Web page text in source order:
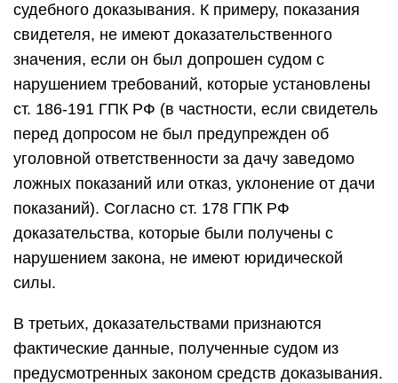
судебного доказывания. К примеру, показания
свидетеля, не имеют доказательственного
значения, если он был допрошен судом с
нарушением требований, которые установлены
ст. 186-191 ГПК РФ (в частности, если свидетель
перед допросом не был предупрежден об
уголовной ответственности за дачу заведомо
ложных показаний или отказ, уклонение от дачи
показаний). Согласно ст. 178 ГПК РФ
доказательства, которые были получены с
нарушением закона, не имеют юридической
силы.
В третьих, доказательствами признаются
фактические данные, полученные судом из
предусмотренных законом средств доказывания.